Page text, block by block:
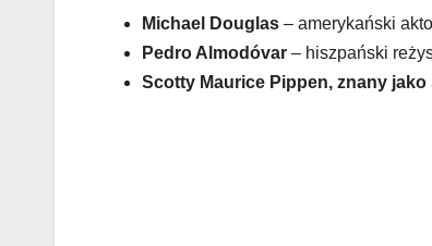
Michael Douglas – amerykański
Pedro Almodóvar – hiszpański
Scotty Maurice Pippen, znany jako